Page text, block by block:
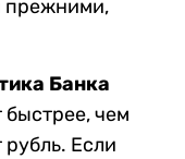
прежними,
Банка
быстрее, чем
Если